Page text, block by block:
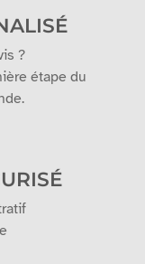
?
étape du